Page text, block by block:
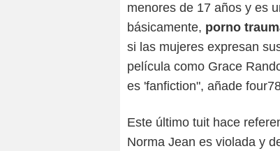
menores de 17 años y es
básicamente, porno
si las mujeres expresan
película como Grace
es 'fanfiction", añade
Este último tuit hace
Norma Jean es violada y